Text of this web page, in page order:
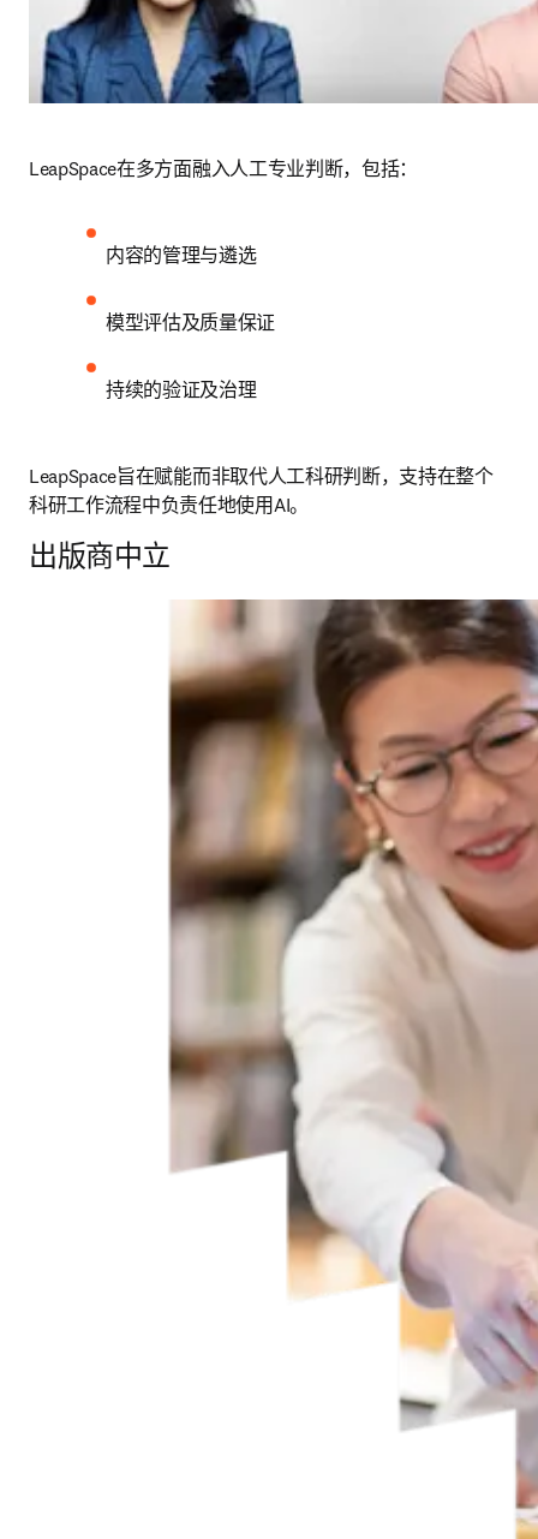
LeapSpace在多方面融入人工专业判断，包括：
内容的管理与遴选
模型评估及质量保证
持续的验证及治理
LeapSpace旨在赋能而非取代人工科研判断，支持在整个
科研工作流程中负责任地使用AI。
出版商中立